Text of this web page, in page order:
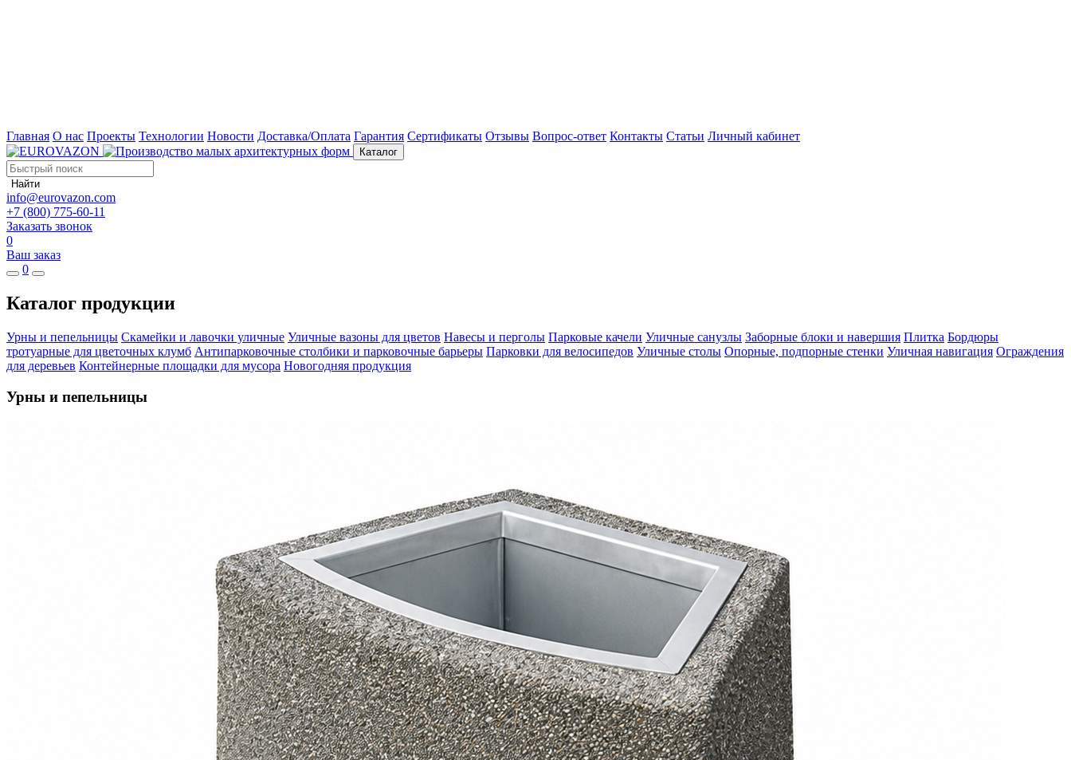
Главная О нас Проекты Технологии Новости Доставка/Оплата Гарантия Сертификаты Отзывы Вопрос-ответ Контакты Статьи Личный кабинет
Каталог
Найти
info@eurovazon.com
+7 (800) 775-60-11
Заказать звонок
0
Ваш заказ
0
Каталог продукции
Урны и пепельницы Скамейки и лавочки уличные Уличные вазоны для цветов Навесы и перголы Парковые качели Уличные санузлы Заборные блоки и навершия Плитка Бордюры
тротуарные для цветочных клумб Антипарковочные столбики и парковочные барьеры Парковки для велосипедов Уличные столы Опорные, подпорные стенки Уличная навигация Ограждения
для деревьев Контейнерные площадки для мусора Новогодняя продукция
Урны и пепельницы